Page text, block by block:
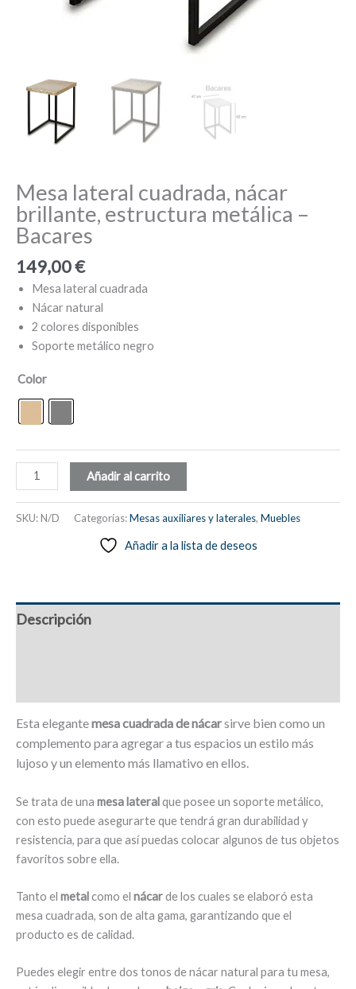
Mesa lateral cuadrada, nácar
brillante, estructura metálica –
Bacares
149,00€
Mesa lateral cuadrada
Nácar natural
2 colores disponibles
Soporte metálico negro
Color
Mesa
lateral
-
Bacares
Añadir al carrito
SKU:N/D Categorías:Mesas auxiliares y laterales, Muebles
Añadir a la lista de deseos
Descripción
Esta elegantemesa cuadrada de nácarsirve bien como un
complemento para agregar a tus espacios un estilo más
lujoso y un elemento más llamativo en ellos.
Se trata de una mesa lateralque posee un soporte metálico,
con esto puede asegurarte que tendrá gran durabilidad y
resistencia, para que así puedas colocar algunos de tus objetos
favoritos sobre ella.
Tanto el metalcomo el nácarde los cuales se elaboró esta
mesa cuadrada, son de alta gama, garantizando que el
producto es de calidad.
Puedes elegir entre dos tonos de nácar natural para tu mesa,